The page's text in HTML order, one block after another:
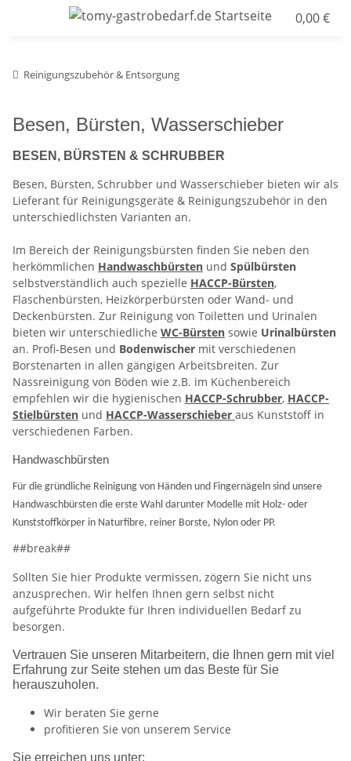
0,00 €
Reinigungszubehör & Entsorgung
Besen, Bürsten, Wasserschieber
BESEN, BÜRSTEN & SCHRUBBER
Besen, Bürsten, Schrubber und Wasserschieber bieten wir als
Lieferant für Reinigungsgeräte & Reinigungszubehör in den
unterschiedlichsten Varianten an.
Im Bereich der Reinigungsbürsten finden Sie neben den
herkömmlichen Handwaschbürsten und Spülbürsten
selbstverständlich auch spezielle HACCP-Bürsten,
Flaschenbürsten, Heizkörperbürsten oder Wand- und
Deckenbürsten. Zur Reinigung von Toiletten und Urinalen
bieten wir unterschiedliche WC-Bürsten sowie Urinalbürsten
an. Profi-Besen und Bodenwischer mit verschiedenen
Borstenarten in allen gängigen Arbeitsbreiten. Zur
Nassreinigung von Böden wie z.B. im Küchenbereich
empfehlen wir die hygienischen HACCP-Schrubber, HACCP-
Stielbürsten und HACCP-Wasserschieber aus Kunststoff in
verschiedenen Farben.
Handwaschbürsten
Für die gründliche Reinigung von Händen und Fingernägeln sind unsere
Handwaschbürsten die erste Wahl darunter Modelle mit Holz- oder
Kunststoffkörper in Naturfibre, reiner Borste, Nylon oder PP.
##break##
Sollten Sie hier Produkte vermissen, zögern Sie nicht uns
anzusprechen. Wir helfen Ihnen gern selbst nicht
aufgeführte Produkte für Ihren individuellen Bedarf zu
besorgen.
Vertrauen Sie unseren Mitarbeitern, die Ihnen gern mit viel
Erfahrung zur Seite stehen um das Beste für Sie
herauszuholen.
Wir beraten Sie gerne
profitieren Sie von unserem Service
Sie erreichen uns unter: